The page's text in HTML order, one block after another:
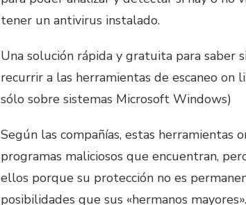
tener un antivirus instalado.
Una solución rápida y gratuita para saber
recurrir a las herramientas de escaneo on
sólo sobre sistemas Microsoft Windows)
Según las compañías, estas
programas maliciosos que encuentran,
ellos porque su protección no es
posibilidades que sus «hermanos mayores».